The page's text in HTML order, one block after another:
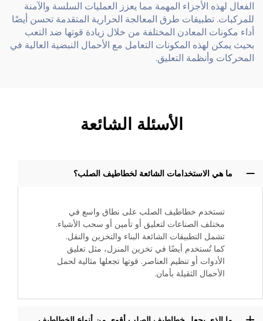
الفعال لهذه الأجزاء المهمة مما يعزز العمليات السلسة والآمنة
للمركبات. تطبيقات طرق المعالجة الحرارية المتقدمة تحسن أيضًا
أداء مكونات المعادن المختلفة من خلال زيادة قوتها ضد التعب
بحيث يمكن لهذه المكونات التعامل مع الأحمال النبضية العالية في
المحركات وأنظمة التعليق.
الأسئلة الشائعة
ما هي الاستخدامات الشائعة لخطاطيف الصلب؟
تستخدم خطاطيف الصلب على نطاق واسع في
مختلف الصناعات لتعليق أو تأمين أو سحب الأشياء.
تشمل التطبيقات الشائعة البناء والتخزين والنقل.
كما تُستخدم أيضًا في تخزين المنزل، مثل تعليق
الأدوات أو تنظيم العناصر. قوتها تجعلها مثالية لحمل
الأحمال الثقيلة بأمان.